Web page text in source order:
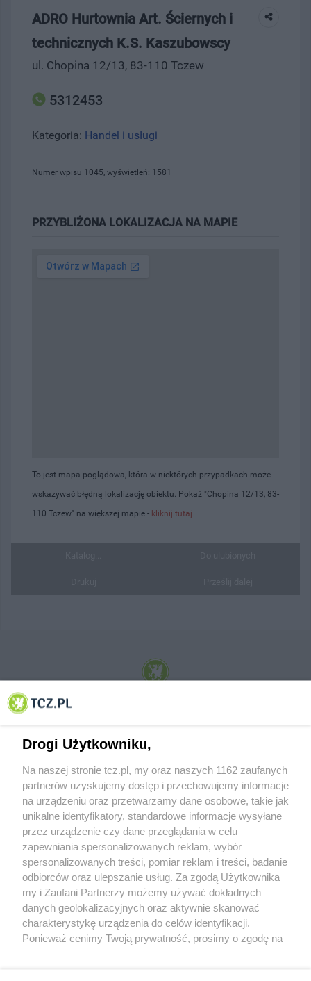
ADRO Hurtownia Art. Ściernych i
technicznych K.S. Kaszubowscy
ul. Chopina 12/13, 83-110 Tczew
5312453
Kategoria: Handel i usługi
Numer wpisu 1045, wyświetleń: 1581
PRZYBLIŻONA LOKALIZACJA NA MAPIE
To jest mapa poglądowa, która w niektórych przypadkach może
wskazywać błędną lokalizację obiektu. Pokaż "Chopina 12/13, 83-
110 Tczew" na większej mapie - kliknij tutaj
© 2001-2026 Tczew - TCZ.PL Sp. z o.o. Internetowy Serwis Informacyjny Miasta
O FIRMIE POLITYKA PRYWATNOŚCI HOSTING
REKLAMA WSPÓŁPRACA RSS FACEBOOK KONTAKT
Nasze serwisy
Aktualności
Tcz24
Muzyka i kultura
Archiwum wydarzeń
Drogi Użytkowniku,
Na naszej stronie tcz.pl, my oraz naszych 1162 zaufanych
partnerów uzyskujemy dostęp i przechowujemy informacje
na urządzeniu oraz przetwarzamy dane osobowe, takie jak
unikalne identyfikatory, standardowe informacje wysyłane
przez urządzenie czy dane przeglądania w celu
zapewniania spersonalizowanych reklam, wybór
spersonalizowanych treści, pomiar reklam i treści, badanie
odbiorców oraz ulepszanie usług. Za zgodą Użytkownika
my i Zaufani Partnerzy możemy używać dokładnych
danych geolokalizacyjnych oraz aktywnie skanować
charakterystykę urządzenia do celów identyfikacji.
Ponieważ cenimy Twoją prywatność, prosimy o zgodę na